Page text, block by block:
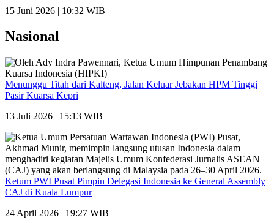
15 Juni 2026 | 10:32 WIB
Nasional
Menunggu Titah dari Kalteng, Jalan Keluar Jebakan HPM Tinggi
Pasir Kuarsa Kepri
13 Juli 2026 | 15:13 WIB
Ketum PWI Pusat Pimpin Delegasi Indonesia ke General Assembly
CAJ di Kuala Lumpur
24 April 2026 | 19:27 WIB